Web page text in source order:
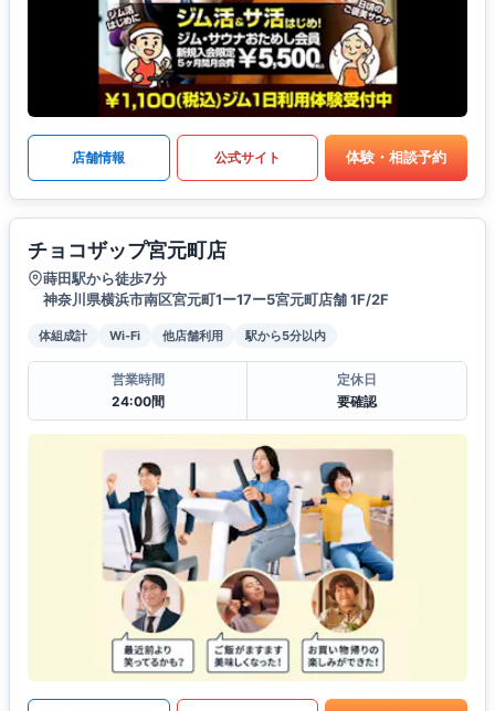
店舗情報 公式サイト 体験・相談予約
チョコザップ宮元町店
蒔田駅から徒歩7分
神奈川県横浜市南区宮元町1ー17ー5宮元町店舗 1F/2F
体組成計 Wi-Fi 他店舗利用 駅から5分以内
営業時間
24:00間
定休日
要確認